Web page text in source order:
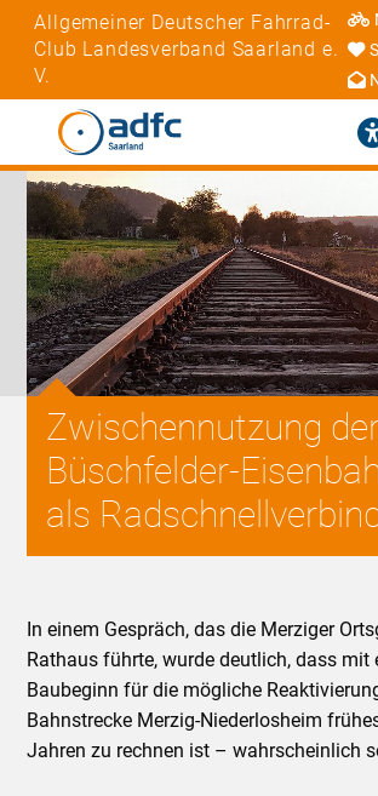
Allgemeiner Deutscher Fahrrad-
Club Landesverband Saarland e.
V.
Zwischennutzung
Büschfelder-
als
In einem Gespräch, das die Merziger
Rathaus führte, wurde deutlich, dass mit
Baubeginn für die mögliche
Bahnstrecke Merzig-Niederlosheim
Jahren zu rechnen ist – wahrscheinlich